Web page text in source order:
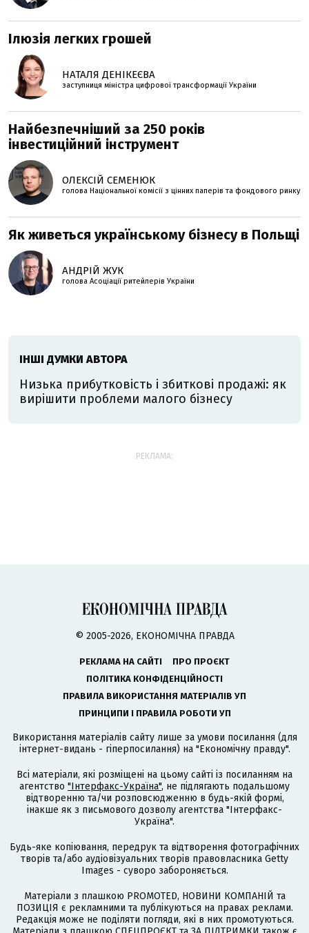
Ілюзія легких грошей
НАТАЛЯ ДЕНІКЕЄВА
заступниця міністра цифрової трансформації України
Найбезпечніший за 250 років
інвестиційний інструмент
ОЛЕКСІЙ СЕМЕНЮК
голова Національної комісії з цінних паперів та фондового ринку
Як живеться українському бізнесу в Польщі
АНДРІЙ ЖУК
голова Асоціації ритейлерів України
ІНШІ ДУМКИ АВТОРА
Низька прибутковість і збиткові продажі: як
вирішити проблеми малого бізнесу
РЕКЛАМА:
© 2005-2026, ЕКОНОМІЧНА ПРАВДА
РЕКЛАМА НА САЙТІ
ПРО ПРОЄКТ
ПОЛІТИКА КОНФІДЕНЦІЙНОСТІ
ПРАВИЛА ВИКОРИСТАННЯ МАТЕРІАЛІВ УП
ПРИНЦИПИ І ПРАВИЛА РОБОТИ УП
Використання матеріалів сайту лише за умови посилання (для
інтернет-видань - гіперпосилання) на "Економічну правду".
Всі матеріали, які розміщені на цьому сайті із посиланням на
агентство "Інтерфакс-Україна", не підлягають подальшому
відтворенню та/чи розповсюдженню в будь-якій формі,
інакше як з письмового дозволу агентства "Інтерфакс-
Україна".
Будь-яке копіювання, передрук та відтворення фотографічних
творів та/або аудіовізуальних творів правовласника Getty
Images - суворо забороняється.
Матеріали з плашкою PROMOTED, НОВИНИ КОМПАНІЙ та
ПОЗИЦІЯ є рекламними та публікуються на правах реклами.
Редакція може не поділяти погляди, які в них промотуються.